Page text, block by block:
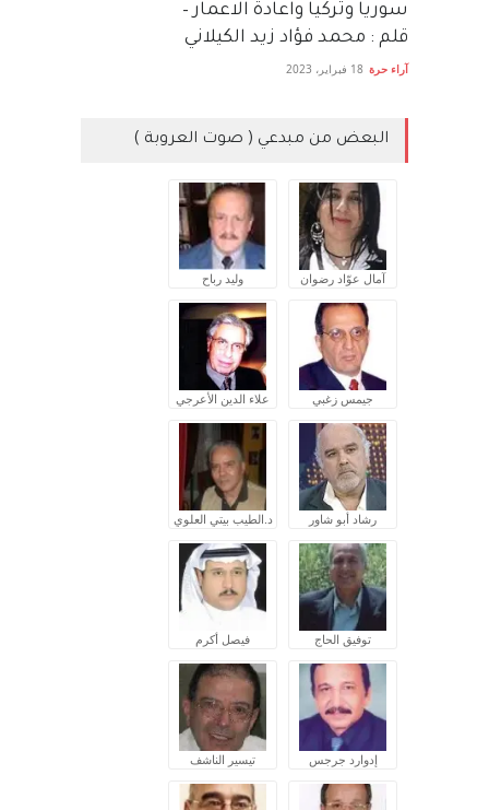
سوريا وتركيا واعادة الاعمار –
قلم : محمد فؤاد زيد الكيلاني
آراء حرة 18 فبراير، 2023
البعض من مبدعي ( صوت العروبة )
آمال عوّاد رضوان وليد رباح
جيمس زغبي علاء الدين الأعرجي
رشاد أبو شاور د.الطيب بيتي العلوي
توفيق الحاج فيصل أكرم
إدوارد جرجس تيسير الناشف